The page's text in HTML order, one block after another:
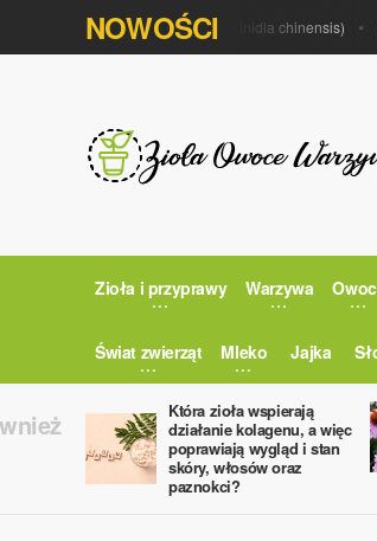
NOWOŚCI
Por (Allium porrum) Kiwi (Actinidia chinensis)
Zioła i przyprawy Warzywa
Świat zwierząt Mleko Jajka
Która zioła wspierają
działanie kolagenu, a więc
poprawiają wygląd i stan
skóry, włosów oraz
paznokci?